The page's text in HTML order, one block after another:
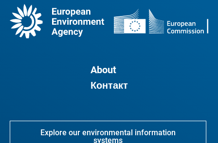
About
Контакт
Explore our environmental information
systems